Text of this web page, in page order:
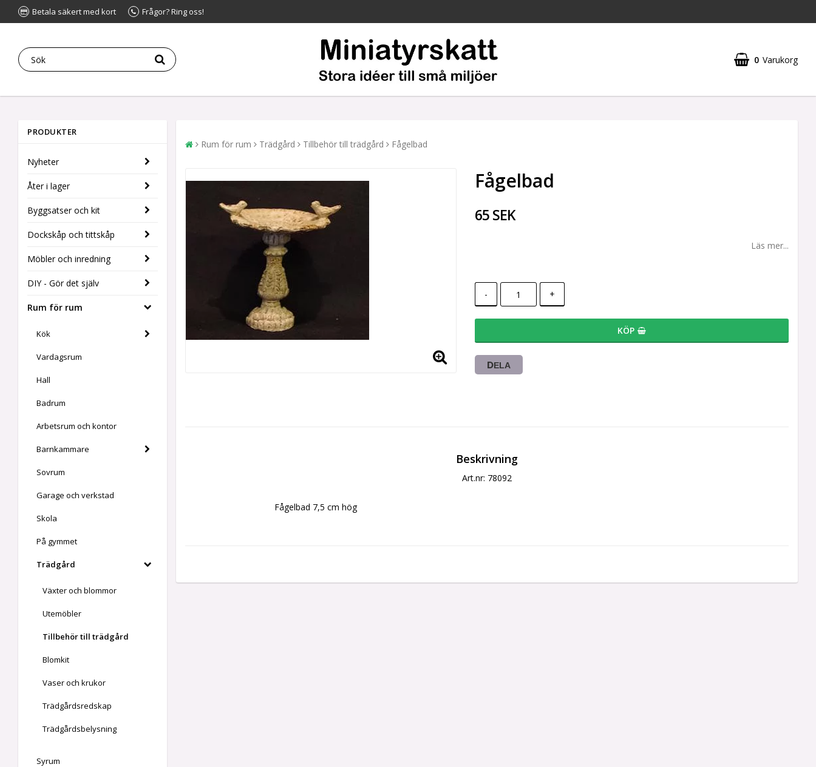
Betala säkert med kort Frågor? Ring oss!
0 Varukorg
PRODUKTER
Nyheter
Åter i lager
Byggsatser och kit
Dockskåp och tittskåp
Möbler och inredning
DIY - Gör det själv
Rum för rum
Kök
Vardagsrum
Hall
Badrum
Arbetsrum och kontor
Barnkammare
Sovrum
Garage och verkstad
Skola
På gymmet
Trädgård
Växter och blommor
Utemöbler
Tillbehör till trädgård
Blomkit
Vaser och krukor
Trädgårdsredskap
Trädgårdsbelysning
Syrum
Rum för rum Trädgård Tillbehör till trädgård Fågelbad
Fågelbad
65 SEK
Läs mer...
- +
KÖP
DELA
Beskrivning
Art.nr: 78092
Fågelbad 7,5 cm hög